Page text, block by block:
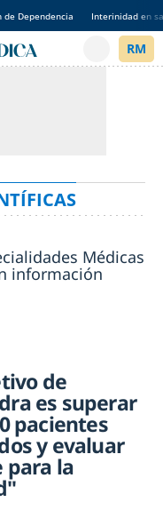
de Dependencia Interinidad en
Médicas
información
de
es superar
pacientes
y evaluar
para la